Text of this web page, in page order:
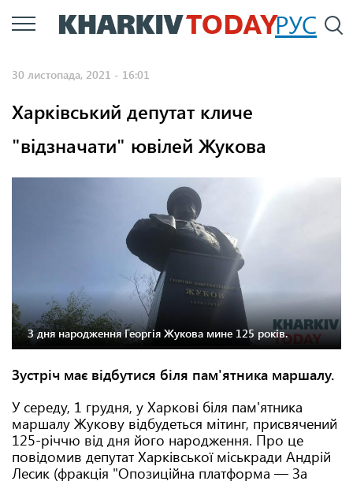
Перейти
до
РУС
30 листопада, 2021 - 16:01
Харківський депутат кличе
"відзначати" ювілей Жукова
З дня народження Георгія Жукова мине 125 років.
Зустріч має відбутися біля пам'ятника маршалу.
У середу, 1 грудня, у Харкові біля пам'ятника
маршалу Жукову відбудеться мітинг, присвячений
125-річчю від дня його народження. Про це
повідомив депутат Харківської міськради Андрій
Лесик (фракція "Опозиційна платформа — За